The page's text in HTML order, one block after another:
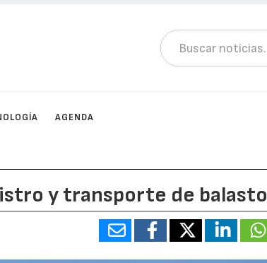
AGENDA
y transporte de balasto